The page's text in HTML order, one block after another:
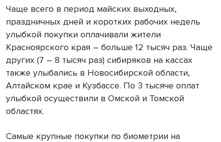
Чаще всего в период майских выходных,
праздничных дней и коротких рабочих недель
улыбкой покупки оплачивали жители
Красноярского края – больше 12 тысяч раз. Чаще
других (7 – 8 тысяч раз) сибиряков на кассах
также улыбались в Новосибирской области,
Алтайском крае и Кузбассе. По 3 тысяче оплат
улыбкой осуществили в Омской и Томской
областях.
Самые крупные покупки по биометрии на